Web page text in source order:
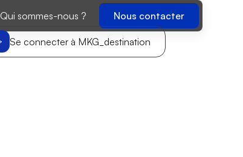
Se connecter à MKG_destination
Qui sommes-nous ? Nous contacter